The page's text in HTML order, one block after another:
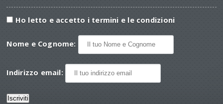
Ho letto e accetto i termini e le condizioni
Nome e Cognome:
Indirizzo email: